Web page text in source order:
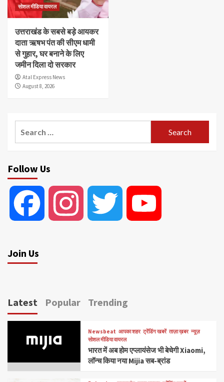
सोशल मीडिया वायरल
उत्तराखंड के सबसे बड़े आयकर
दाता ऋषभ पंत की सीएम धामी
से गुहार, घर बनाने के लिए
जमीन दिला दो सरकार
Atal Express News
August 8, 2026
Follow Us
Facebook Instagram Twitter
Join Us
Latest Popular Trending
Newsbeat आपका शहर ट्रेंडिंग खबरें ताज़ा ख़बर न्यूज़
सोशल मीडिया वायरल
भारत में अब होम एप्लायंसेज भी बेचेगी Xiaomi,
लॉन्च किया नया Mijia सब-ब्रांड